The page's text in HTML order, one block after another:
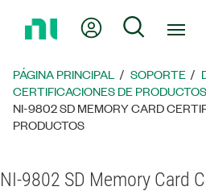
página
principal
Mi cuentaBúsqueda
PÁGINA PRINCIPAL SOPORTE
CERTIFICACIONES DE PRODUCTOS
NI-9802 SD MEMORY CARD
PRODUCTOS
NI-9802 SD Memory Card